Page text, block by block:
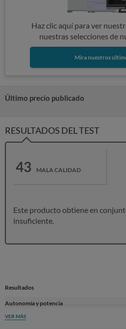
Haz clic aquí para ver
nuestras selecciones de
Mira nuestros
Último precio publicado
RESULTADOS DEL TEST
43 MALA CALIDAD
Este producto obtiene en
insuficiente.
Resultados
Autonomía y potencia
VER MÁS